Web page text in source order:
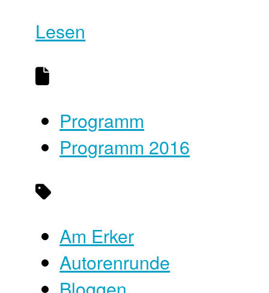
Lesen
Programm
Programm 2016
Am Erker
Autorenrunde